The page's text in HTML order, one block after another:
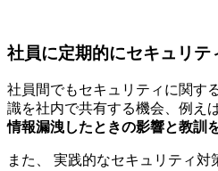
社員に定期的にセキュリテ
社員間でもセキュリティに関す
識を社内で共有する機会、例え
情報漏洩したときの影響と教訓
また、 実践的なセキュリティ